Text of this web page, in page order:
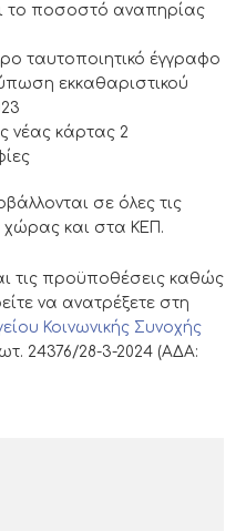
το ποσοστό αναπηρίας
ταυτοποιητικό έγγραφο
εκκαθαριστικού
νέας κάρτας 2
σε όλες τις
χώρας και στα ΚΕΠ.
τις προϋποθέσεις καθώς
να ανατρέξετε στη
Κοινωνικής Συνοχής
24376/28-3-2024 (ΑΔΑ: